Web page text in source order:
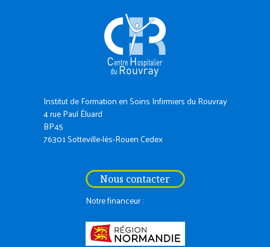
Institut de Formation en Soins Infirmiers du Rouvray
4 rue Paul Éluard
BP45
76301 Sotteville-lès-Rouen Cedex
Nous contacter
Notre financeur :